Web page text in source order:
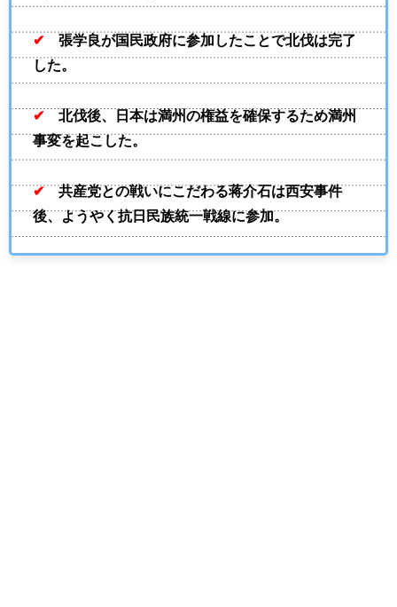
✔ 張学良が国民政府に参加したことで北伐は完了
した。
✔ 北伐後、日本は満州の権益を確保するため満州
事変を起こした。
✔共産党との戦いにこだわる蒋介石は西安事件
後、ようやく抗日民族統一戦線に参加。